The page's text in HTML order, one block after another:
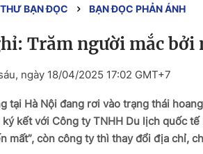
THƯ BẠN ĐỌC BẠN ĐỌC PHẢN ÁNH
Trăm người mắc bởi
ngày 18/04/2025 17:02 GMT+7
tại Hà Nội đang rơi vào trạng thái
kết với Công ty TNHH Du lịch quốc
mất”, còn công ty thì thay đổi địa chỉ,